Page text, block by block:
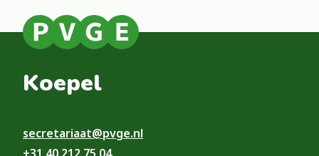
Koepel
secretariaat@pvge.nl